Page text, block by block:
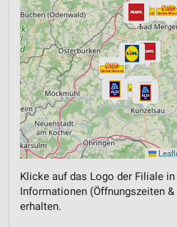
Klicke auf das Logo der Filiale
Informationen (Öffnungszeiten
erhalten.